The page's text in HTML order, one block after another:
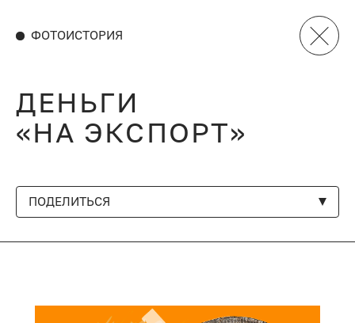
ФОТОИСТОРИЯ
ДЕНЬГИ
«НА ЭКСПОРТ»
ПОДЕЛИТЬСЯ